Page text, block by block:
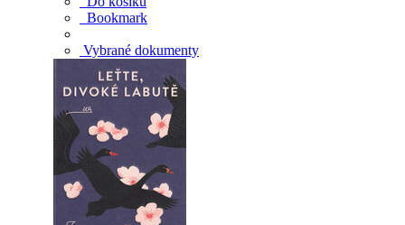
Bookmark
Vybrané dokumenty